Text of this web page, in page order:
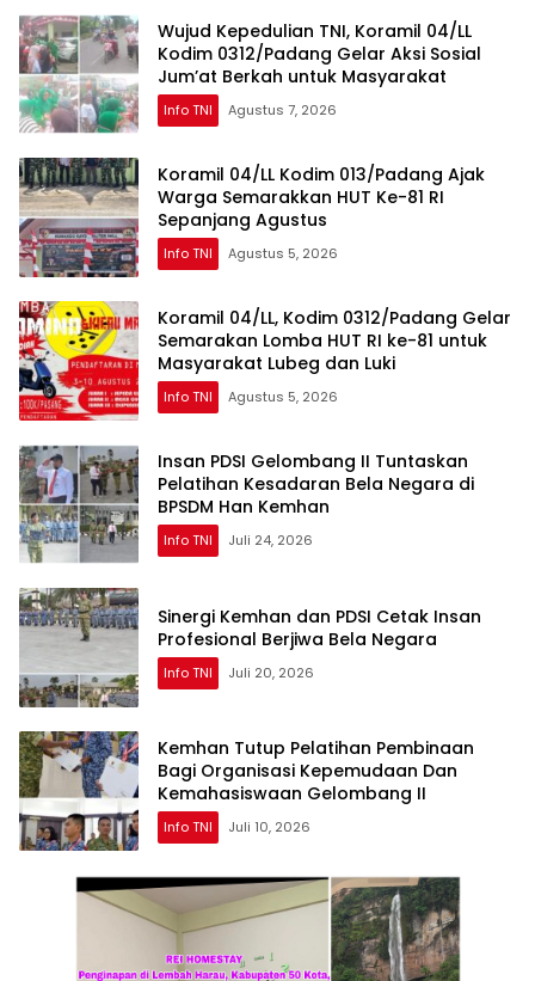
Wujud Kepedulian TNI, Koramil 04/LL
Kodim 0312/Padang Gelar Aksi Sosial
Jum’at Berkah untuk Masyarakat
Info TNI Agustus 7, 2026
Koramil 04/LL Kodim 013/Padang Ajak
Warga Semarakkan HUT Ke-81 RI
Sepanjang Agustus
Info TNI Agustus 5, 2026
Koramil 04/LL, Kodim 0312/Padang Gelar
Semarakan Lomba HUT RI ke-81 untuk
Masyarakat Lubeg dan Luki
Info TNI Agustus 5, 2026
Insan PDSI Gelombang II Tuntaskan
Pelatihan Kesadaran Bela Negara di
BPSDM Han Kemhan
Info TNI Juli 24, 2026
Sinergi Kemhan dan PDSI Cetak Insan
Profesional Berjiwa Bela Negara
Info TNI Juli 20, 2026
Kemhan Tutup Pelatihan Pembinaan
Bagi Organisasi Kepemudaan Dan
Kemahasiswaan Gelombang II
Info TNI Juli 10, 2026